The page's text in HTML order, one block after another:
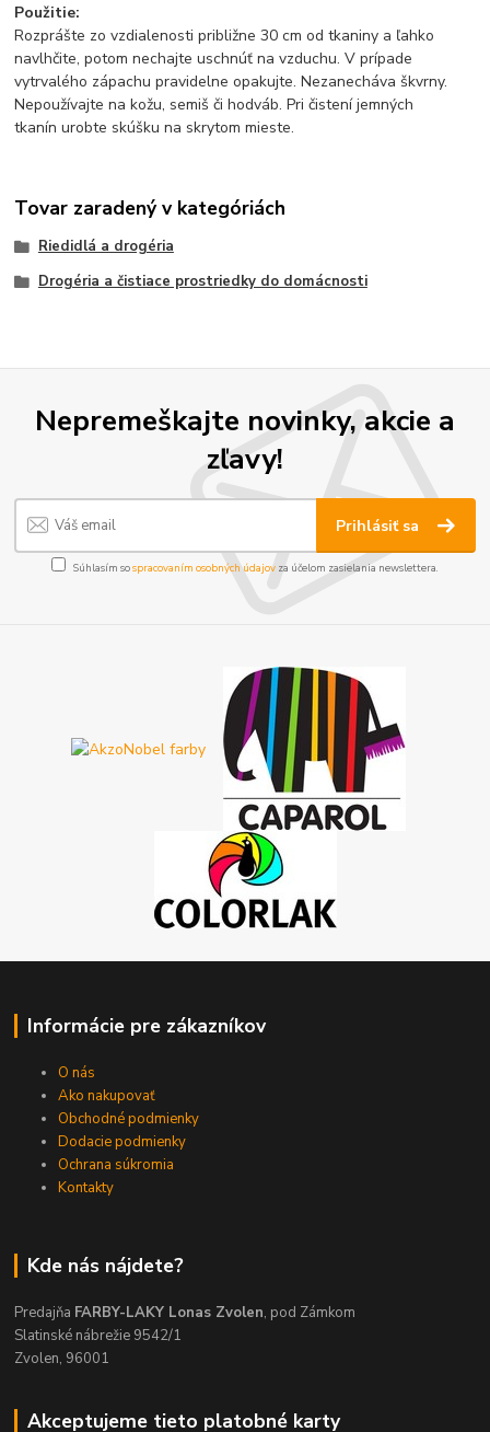
Použitie:
Rozprášte zo vzdialenosti približne 30 cm od tkaniny a ľahko
navlhčite, potom nechajte uschnúť na vzduchu. V prípade
vytrvalého zápachu pravidelne opakujte. Nezanecháva škvrny.
Nepoužívajte na kožu, semiš či hodváb. Pri čistení jemných
tkanín urobte skúšku na skrytom mieste.
Tovar zaradený v kategóriách
Riedidlá a drogéria
Drogéria a čistiace prostriedky do domácnosti
Nepremeškajte novinky, akcie a
zľavy!
Prihlásiť sa
Súhlasím sospracovaním osobných údajov za účelom zasielania newslettera.
Informácie pre zákazníkov
O nás
Ako nakupovať
Obchodné podmienky
Dodacie podmienky
Ochrana súkromia
Kontakty
Kde nás nájdete?
Predajňa FARBY-LAKY Lonas Zvolen, pod Zámkom
Slatinské nábrežie 9542/1
Zvolen, 96001
Akceptujeme tieto platobné karty